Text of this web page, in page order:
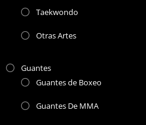
Taekwondo
Otras Artes
Guantes
Guantes de Boxeo
Guantes De MMA